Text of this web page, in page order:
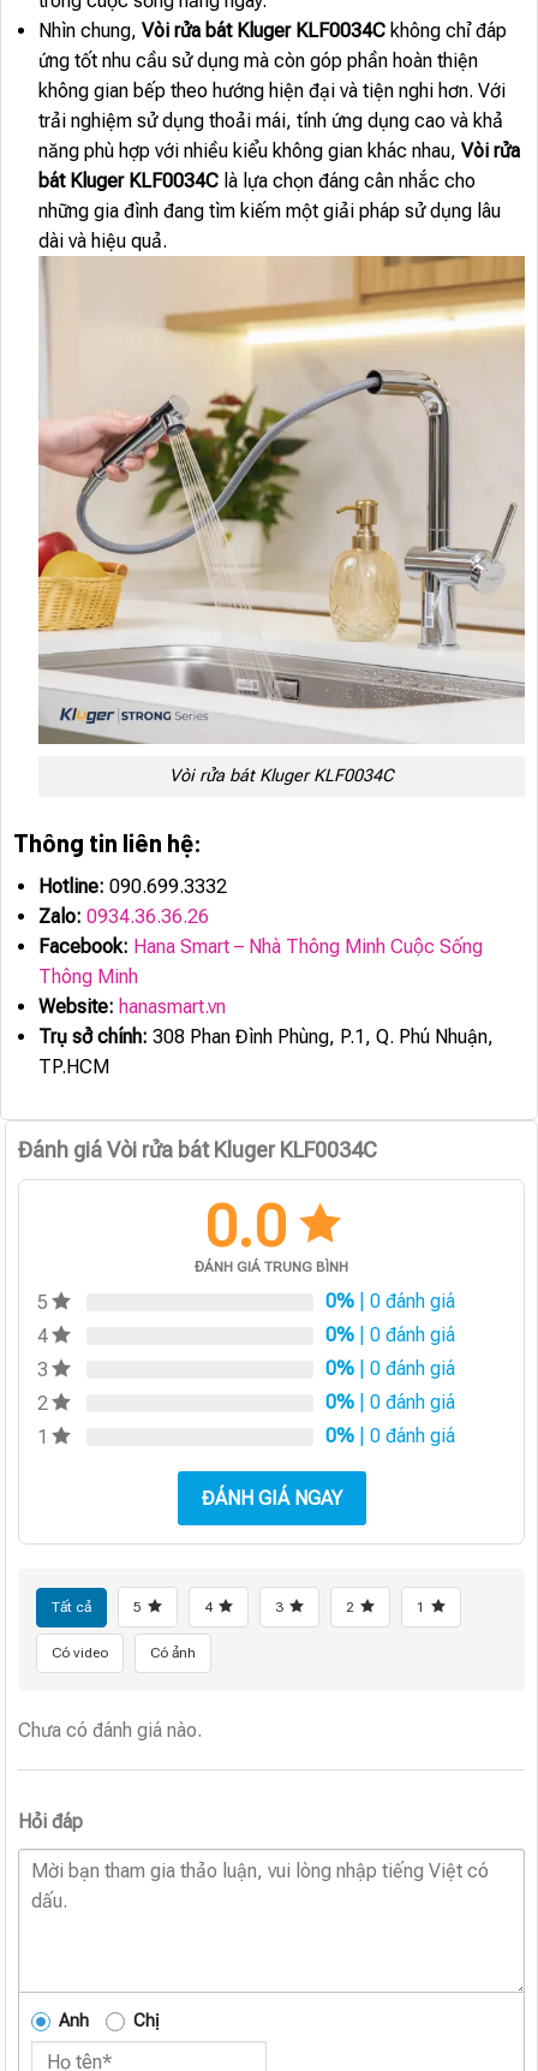
Nhìn chung, Vòi rửa bát Kluger KLF0034Ckhông chỉ đáp
ứng tốt nhu cầu sử dụng mà còn góp phần hoàn thiện
không gian bếp theo hướng hiện đại và tiện nghi hơn. Với
trải nghiệm sử dụng thoải mái, tính ứng dụng cao và khả
năng phù hợp với nhiều kiểu không gian khác nhau, Vòi rửa
bát Kluger KLF0034Clà lựa chọn đáng cân nhắc cho
những gia đình đang tìm kiếm một giải pháp sử dụng lâu
dài và hiệu quả.
Vòi rửa bát Kluger KLF0034C
Thông tin liên hệ:
Hotline: 090.699.3332
Zalo: 0934.36.36.26
Facebook: Hana Smart – Nhà Thông Minh Cuộc Sống
Thông Minh
Website: hanasmart.vn
Trụ sở chính: 308 Phan Đình Phùng, P.1, Q. Phú Nhuận,
TP.HCM
Đánh giá Vòi rửa bát Kluger KLF0034C
0.0
ĐÁNH GIÁ TRUNG BÌNH
5 0% | 0 đánh giá
4
0% | 0 đánh giá
3
0% | 0 đánh giá
2
0% | 0 đánh giá
1
0% | 0 đánh giá
ĐÁNH GIÁ NGAY
Tất cả 5 4 3 2 1
Có video Có ảnh
Chưa có đánh giá nào.
Hỏi đáp
Anh Chị